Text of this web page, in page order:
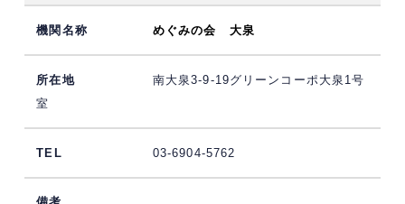
めぐみの会 大泉
南大泉3-9-19グリーンコーポ大泉1号
室
03-6904-5762